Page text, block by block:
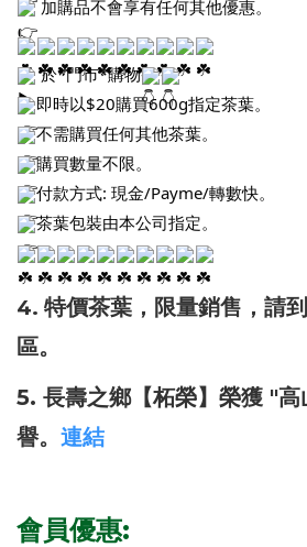
加購品不會享有任何其他優惠。
於*門市*購物
即時以$20購買600g指定茶葉。
不需購買任何其他茶葉。
購買數量不限。
付款方式: 現金/Payme/轉數快。
茶葉包裝由本公司指定。
4. 特價茶葉，限量銷售，請
區。
5. 長壽之鄉【柘榮】榮獲 "高
譽。 連結
會員優惠: